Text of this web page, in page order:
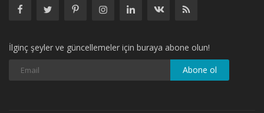
İlginç şeyler ve güncellemeler için buraya abone olun!